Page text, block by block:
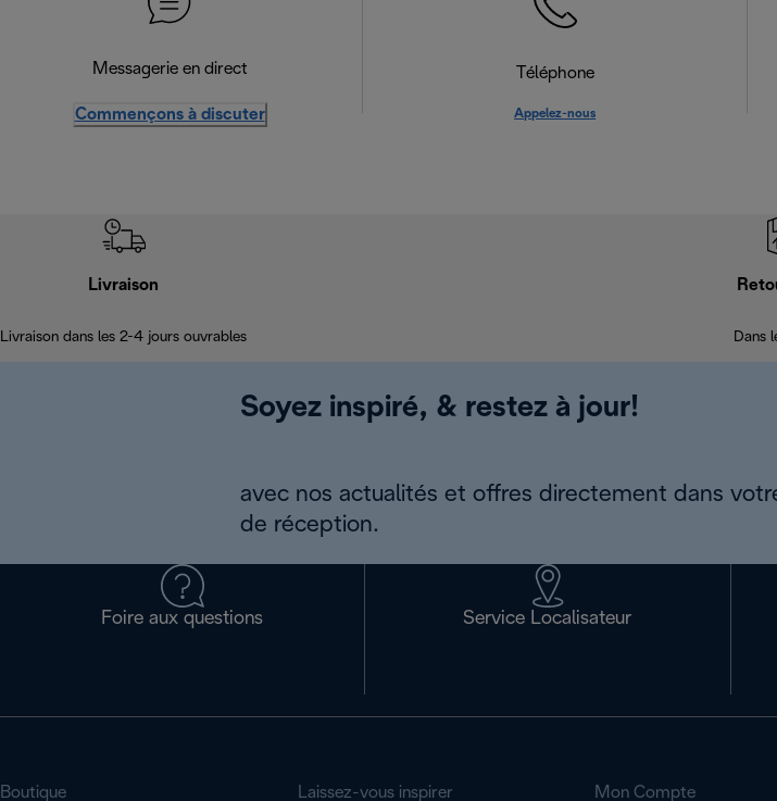
Messagerie en direct
Commençons à discuter
Téléphone
Appelez-nous
Livraison
Livraison dans les 2-4 jours ouvrables Dans
Soyez inspiré, & restez à jour!
avec nos actualités et offres directement dans
de réception.
Foire aux questions Service Localisateur
Boutique Laissez-vous inspirer Mon Compte